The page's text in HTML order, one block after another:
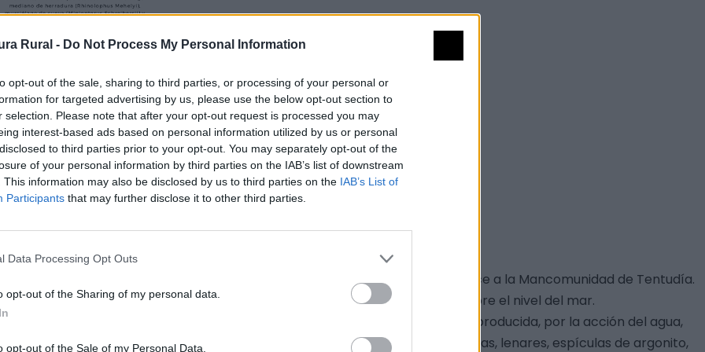
Rural - Do Not Process My Personal Information
opt-out of the sale, sharing to third parties, or processing of your personal or
for targeted advertising by us, please use the below opt-out section to
selection. Please note that after your opt-out request is processed you may
interest-based ads based on personal information utilized by us or personal
to third parties prior to your opt-out. You may separately opt-out of the
of your personal information by third parties on the IAB’s list of downstream
This information may also be disclosed by us to third parties on the IAB’s List of
Participants that may further disclose it to other third parties.
Data Processing Opt Outs
opt-out of the Sharing of my personal data.
opt-out of the Sale of my Personal Data.
Natural en Julio del 2001.
de la provincia de Badajoz, en los límites de la provincia de Huelva. Pertenece a la Mancomunidad de Tentudía.
de encinares y olivares, y se sitúa a una altura de entre 200 y 741 metros sobre el nivel del mar.
formado a través de los tiempos como consecuencia de la alteración producida, por la acción del agua,
bellos espeleotemas, destacando estalactitas, estalagmitas, coladas, lenares, espículas de argonito,